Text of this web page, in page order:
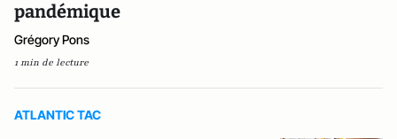
pandémique
Grégory Pons
1 min de lecture
ATLANTIC TAC